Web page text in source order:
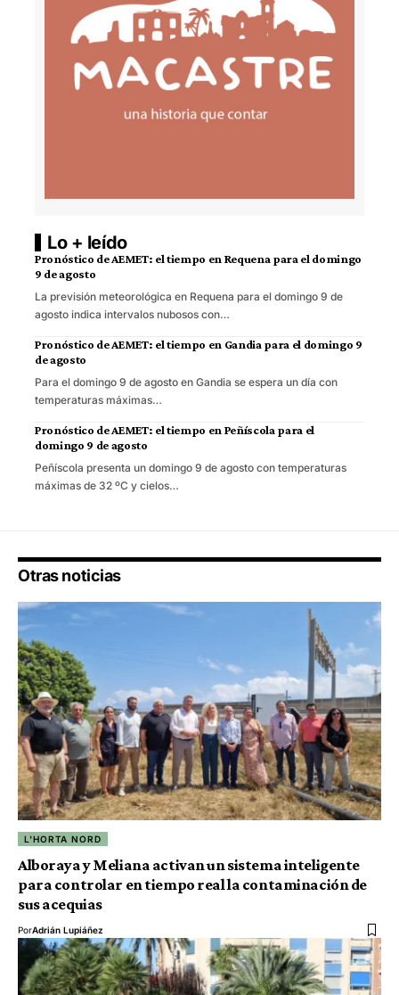
Lo + leído
Pronóstico de AEMET: el tiempo en Requena para el domingo
9 de agosto
La previsión meteorológica en Requena para el domingo 9 de
agosto indica intervalos nubosos con…
Pronóstico de AEMET: el tiempo en Gandia para el domingo 9
de agosto
Para el domingo 9 de agosto en Gandia se espera un día con
temperaturas máximas…
Pronóstico de AEMET: el tiempo en Peñíscola para el
domingo 9 de agosto
Peñíscola presenta un domingo 9 de agosto con temperaturas
máximas de 32 ºC y cielos…
Otras noticias
L'HORTA NORD
Alboraya y Meliana activan un sistema inteligente
para controlar en tiempo real la contaminación de
sus acequias
PorAdrián Lupiáñez